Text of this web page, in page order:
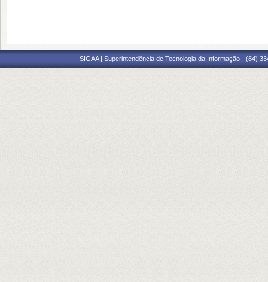
SIGAA | Superintendência de Tecnologia da Informação - (84)